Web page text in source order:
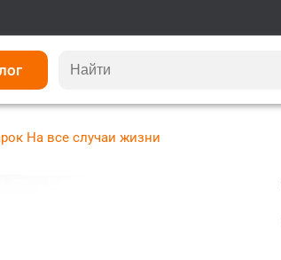
На все случаи жизни